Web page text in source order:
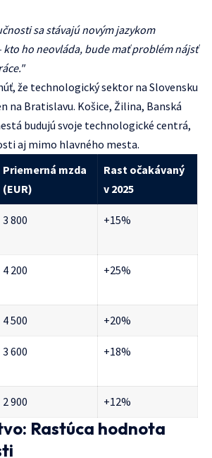
sa stávajú novým jazykom
kto ho neovláda, bude mať problém nájsť
že technologický sektor na Slovensku
na Bratislavu. Košice, Žilina, Banská
budujú svoje technologické centrá,
aj mimo hlavného mesta.
Priemerná mzda
(EUR)
Rast očakávaný
v 2025
3 800 +15%
4 200 +25%
4 500 +20%
3 600 +18%
2 900 +12%
Rastúca hodnota